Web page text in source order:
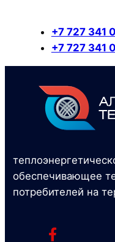
+7 727 341
+7 727 341
обеспечивающее
потребителей на